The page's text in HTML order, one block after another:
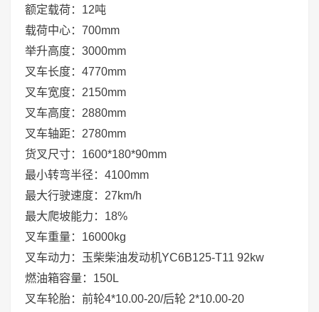
额定载荷：12吨
载荷中心：700mm
举升高度：3000mm
叉车长度：4770mm
叉车宽度：2150mm
叉车高度：2880mm
叉车轴距：2780mm
货叉尺寸：1600*180*90mm
最小转弯半径：4100mm
最大行驶速度：27km/h
最大爬坡能力：18%
叉车重量：16000kg
叉车动力：玉柴柴油发动机YC6B125-T11 92kw
燃油箱容量：150L
叉车轮胎：前轮4*10.00-20/后轮 2*10.00-20